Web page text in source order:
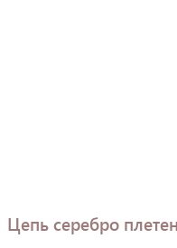
Цепь серебро